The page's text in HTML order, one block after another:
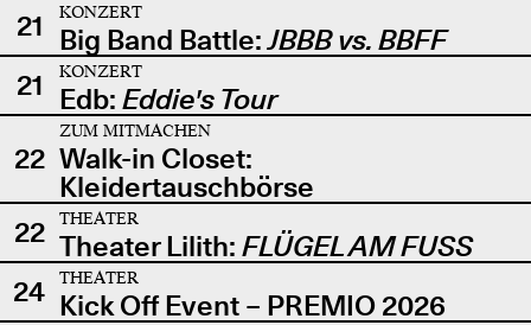
21
KONZERT
Big Band Battle:JBBB vs. BBFF
21
KONZERT
Edb: Eddie's Tour
22
ZUM MITMACHEN
Walk-in Closet:
Kleidertauschbörse
22
THEATER
Theater Lilith: FLÜGEL AM FUSS
24
THEATER
Kick Off Event – PREMIO 2026